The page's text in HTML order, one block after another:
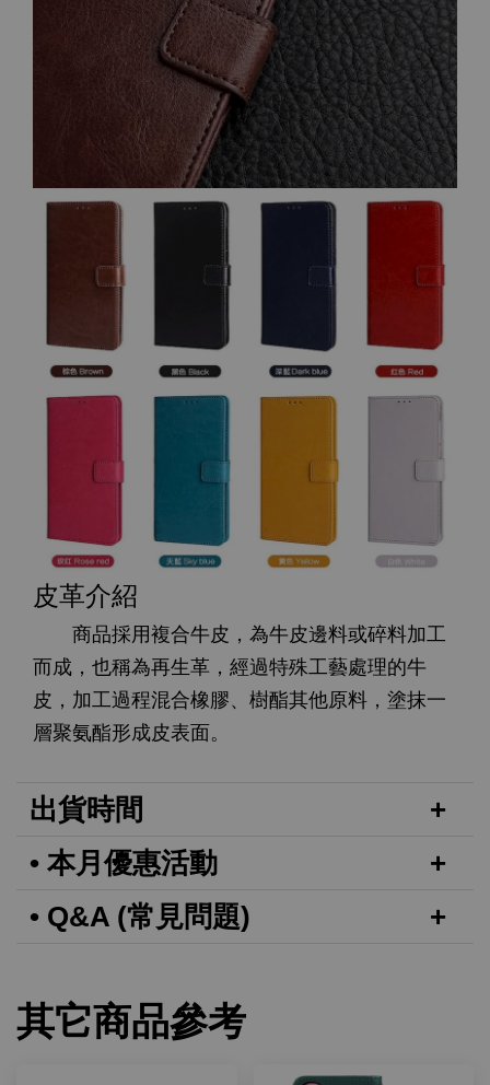
皮革介紹
商品採用複合牛皮，為牛皮邊料或碎料加工
而成，也稱為再生革，經過特殊工藝處理的牛
皮，加工過程混合橡膠、樹酯其他原料，塗抹一
層聚氨酯形成皮表面。
出貨時間
• 本月優惠活動
• Q&A (常見問題)
其它商品參考